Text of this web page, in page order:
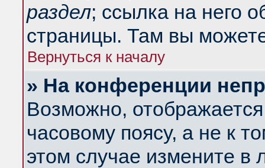
раздел; ссылка на него
страницы. Там вы
Вернуться к началу
» На конференции
Возможно,
часовому поясу, а не к
этом случае измените в